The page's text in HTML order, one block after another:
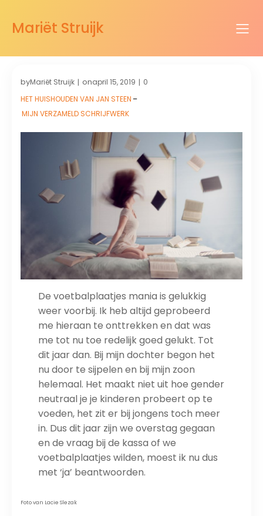
Mariët Struijk
byMariët Struijk | onapril 15, 2019 | 0
HET HUISHOUDEN VAN JAN STEEN–
MIJN VERZAMELD SCHRIJFWERK
De voetbalplaatjes mania is gelukkig
weer voorbij. Ik heb altijd geprobeerd
me hieraan te onttrekken en dat was
me tot nu toe redelijk goed gelukt. Tot
dit jaar dan. Bij mijn dochter begon het
nu door te sijpelen en bij mijn zoon
helemaal. Het maakt niet uit hoe gender
neutraal je je kinderen probeert op te
voeden, het zit er bij jongens toch meer
in. Dus dit jaar zijn we overstag gegaan
en de vraag bij de kassa of we
voetbalplaatjes wilden, moest ik nu dus
met ‘ja’ beantwoorden.
Foto van Lacie Slezak